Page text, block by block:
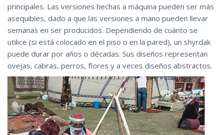
principales. Las versiones hechas a máquina pueden ser más
asequibles, dado a que las versiones a mano pueden llevar
semanas en ser producidos. Dependiendo de cuánto se
utilice (si está colocado en el piso o en la pared), un shyrdak
puede durar por años o décadas. Sus diseños representan
ovejas, cabras, perros, flores y a veces diseños abstractos.